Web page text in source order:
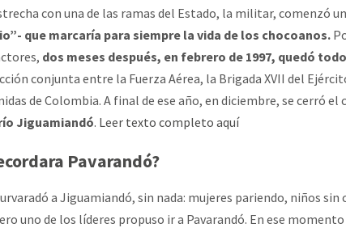
con una de las ramas del Estado, la militar, comenzó
que marcaría para siempre la vida de los chocoanos.
dos meses después, en febrero de 1997, quedó
conjunta entre la Fuerza Aérea, la Brigada XVII del
de Colombia. A final de ese año, en diciembre, se cerró
Jiguamiandó. Leer texto completo aquí
Pavarandó?
a Jiguamiandó, sin nada: mujeres pariendo, niños
uno de los líderes propuso ir a Pavarandó. En ese